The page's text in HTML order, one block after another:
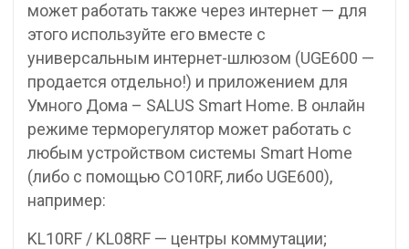
может работать также через интернет — для
этого используйте его вместе с
универсальным интернет-шлюзом (UGE600 —
продается отдельно!) и приложением для
Умного Дома – SALUS Smart Home. В онлайн
режиме терморегулятор может работать с
любым устройством системы Smart Home
(либо с помощью CO10RF, либо UGE600),
например:
KL10RF / KL08RF — центры коммутации;